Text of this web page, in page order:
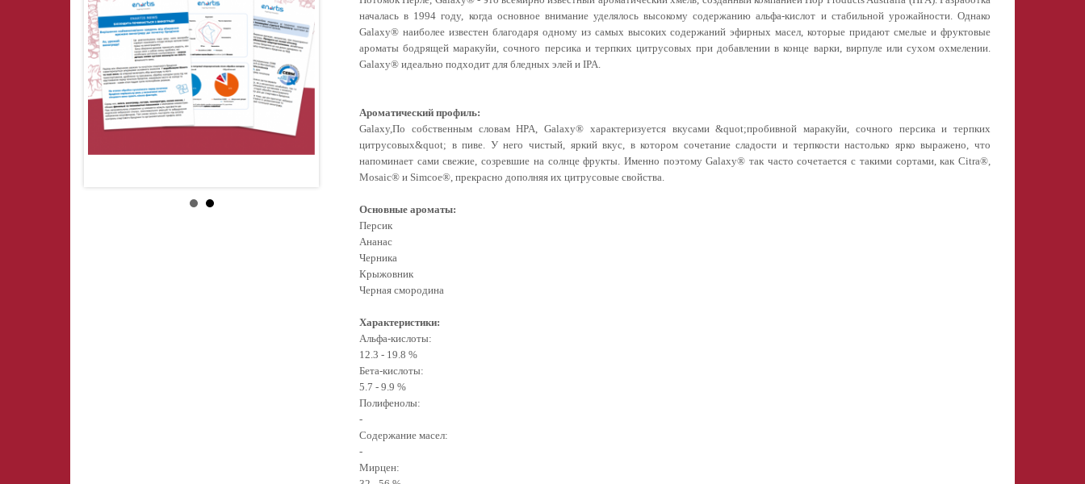
началась в 1994 году, когда основное внимание уделялось высокому содержанию альфа-кислот и стабильной урожайности.Однако
Galaxy® наиболее известен благодаря одному из самых высоких содержанийэфирных масел, которые придают смелые и фруктовые
ароматы бодрящей маракуйи,сочного персика и терпких цитрусовых при добавлении в конце варки, вирпуле или сухом охмелении.
Galaxy® идеально подходит для бледных элей и IPA.
Ароматический профиль:
Galaxy,По собственным словам HPA, Galaxy® характеризуется вкусами &quot;пробивной маракуйи, сочного персика и терпких
цитрусовых&quot; в пиве. У него чистый, яркий вкус, в котором сочетание сладости и терпкости настолько ярко выражено, что
напоминает сами свежие,созревшие на солнце фрукты. Именно поэтому Galaxy® так часто сочетается с такими сортами, как Citra®,
Mosaic® и Simcoe®, прекрасно дополняя их цитрусовые свойства.
Основные ароматы:
Персик
Ананас
Черника
Крыжовник
Черная смородина
Характеристики:
Альфа-кислоты:
12.3 - 19.8 %
Бета-кислоты:
5.7 - 9.9 %
Полифенолы:
-
Содержание масел:
-
Мирцен: